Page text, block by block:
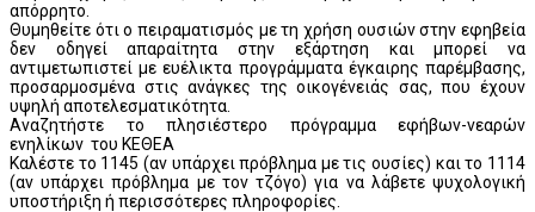
απόρρητο.
Θυμηθείτε ότι ο πειραματισμός με τη χρήση ουσιών στην εφηβεία
δεν οδηγεί απαραίτητα στην εξάρτηση και μπορεί να
αντιμετωπιστεί με ευέλικτα προγράμματα έγκαιρης παρέμβασης,
προσαρμοσμένα στις ανάγκες της οικογένειάς σας, που έχουν
υψηλή αποτελεσματικότητα.
Αναζητήστε το πλησιέστερο πρόγραμμα εφήβων-νεαρών
ενηλίκων του ΚΕΘΕΑ
Καλέστε το 1145 (αν υπάρχει πρόβλημα με τις ουσίες) και το 1114
(αν υπάρχει πρόβλημα με τον τζόγο) για να λάβετε ψυχολογική
υποστήριξη ή περισσότερες πληροφορίες.